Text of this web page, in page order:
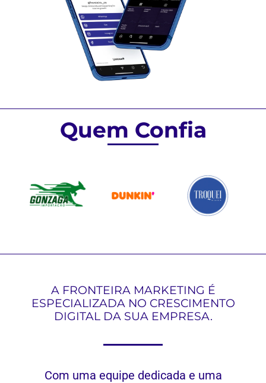
Quem Confia
A FRONTEIRA MARKETING É
ESPECIALIZADA NO CRESCIMENTO
DIGITAL DA SUA EMPRESA.
Com uma equipe dedicada e uma